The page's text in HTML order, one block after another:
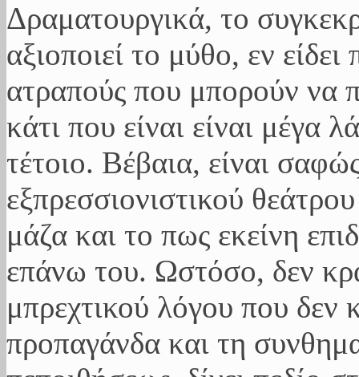
Δραματουργικά, το
αξιοποιεί το μύθο, εν
ατραπούς που μπορούν να
κάτι που είναι είναι μέγα
τέτοιο. Βέβαια, είναι
εξπρεσσιονιστικού
μάζα και το πως εκείνη
επάνω του. Ωστόσο, δεν
μπρεχτικού λόγου που δεν
προπαγάνδα και τη